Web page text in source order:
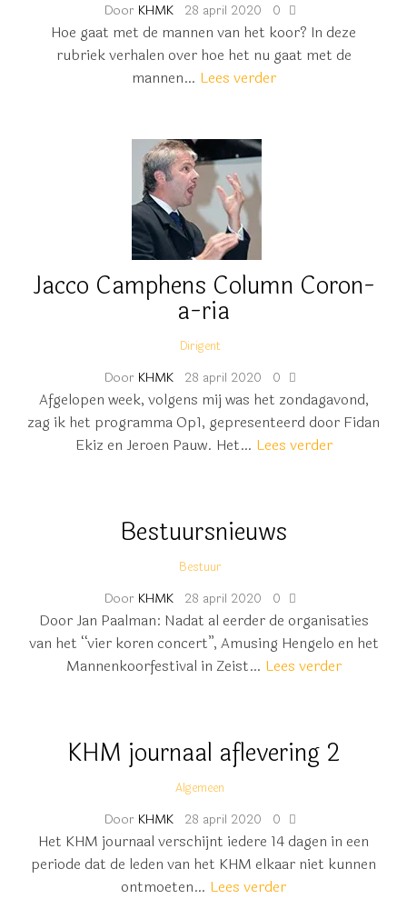
Door KHMK 28 april 2020 0
Hoe gaat met de mannen van het koor? In deze
rubriek verhalen over hoe het nu gaat met de
mannen… Lees verder
Jacco Camphens Column Coron-
a-ria
Dirigent
Door KHMK 28 april 2020 0
Afgelopen week, volgens mij was het zondagavond,
zag ik het programma Op1, gepresenteerd door Fidan
Ekiz en Jeroen Pauw. Het… Lees verder
Bestuursnieuws
Bestuur
Door KHMK 28 april 2020 0
Door Jan Paalman: Nadat al eerder de organisaties
van het “vier koren concert”, Amusing Hengelo en het
Mannenkoorfestival in Zeist… Lees verder
KHM journaal aflevering 2
Algemeen
Door KHMK 28 april 2020 0
Het KHM journaal verschijnt iedere 14 dagen in een
periode dat de leden van het KHM elkaar niet kunnen
ontmoeten… Lees verder